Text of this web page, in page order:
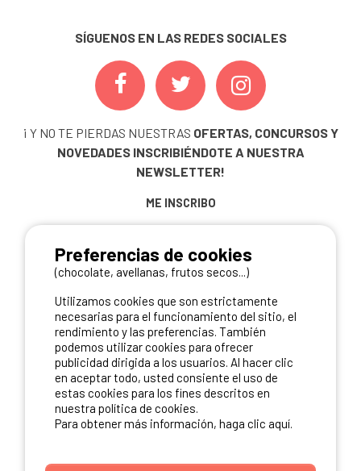
SÍGUENOS EN LAS REDES SOCIALES
¡ Y NO TE PIERDAS NUESTRAS OFERTAS, CONCURSOS Y
NOVEDADES INSCRIBIÉNDOTE A NUESTRA
NEWSLETTER!
ME INSCRIBO
NUESTROS PARTNERS
Preferencias de cookies
(chocolate, avellanas, frutos secos...)
Utilizamos cookies que son estrictamente
necesarias para el funcionamiento del sitio, el
rendimiento y las preferencias. También
podemos utilizar cookies para ofrecer
publicidad dirigida a los usuarios. Al hacer clic
en aceptar todo, usted consiente el uso de
estas cookies para los fines descritos en
nuestra política de cookies.
Para obtener más información, haga clic aquí.